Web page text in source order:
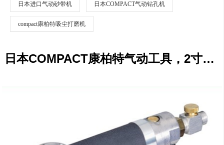
日本进口气动砂带机 日本COMPACT气动钻孔机
compact康柏特吸尘打磨机
日本COMPACT康柏特气动工具，2寸气动打磨机，气动抛光打磨机